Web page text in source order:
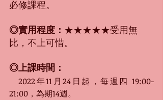
必修課程。
◎實用程度： ★★★★★受用無
比，不上可惜。
◎上課時間：
2022年11月24日起，每週四 19:00-
21:00，為期14週。